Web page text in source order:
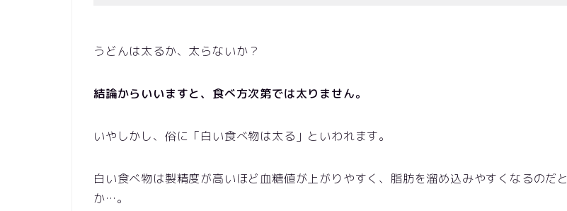
うどんは太るか、太らないか？
結論からいいますと、食べ方次第では太りません。
いやしかし、俗に「白い食べ物は太る」といわれます。
白い食べ物は製精度が高いほど血糖値が上がりやすく、脂肪を溜め込みやすくなるのだと
か…。